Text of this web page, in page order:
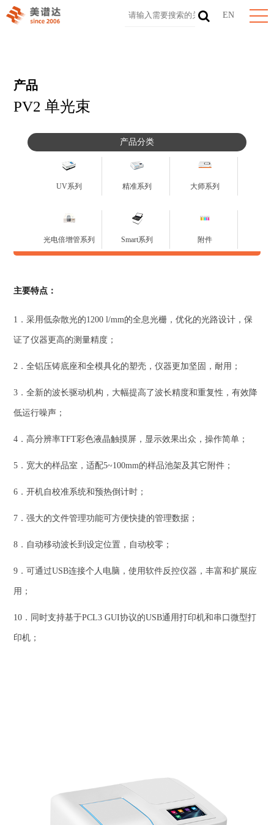
EN
产品
PV2 单光束
产品分类
UV系列 精准系列 大师系列
光电倍增管系列 Smart系列 附件
主要特点：
1．采用低杂散光的1200 l/mm的全息光栅，优化的光路设计，保
证了仪器更高的测量精度；
2．全铝压铸底座和全模具化的塑壳，仪器更加坚固，耐用；
3．全新的波长驱动机构，大幅提高了波长精度和重复性，有效降
低运行噪声；
4．高分辨率TFT彩色液晶触摸屏，显示效果出众，操作简单；
5．宽大的样品室，适配5~100mm的样品池架及其它附件；
6．开机自校准系统和预热倒计时；
7．强大的文件管理功能可方便快捷的管理数据；
8．自动移动波长到设定位置，自动校零；
9．可通过USB连接个人电脑，使用软件反控仪器，丰富和扩展应
用；
10．同时支持基于PCL3 GUI协议的USB通用打印机和串口微型打
印机；